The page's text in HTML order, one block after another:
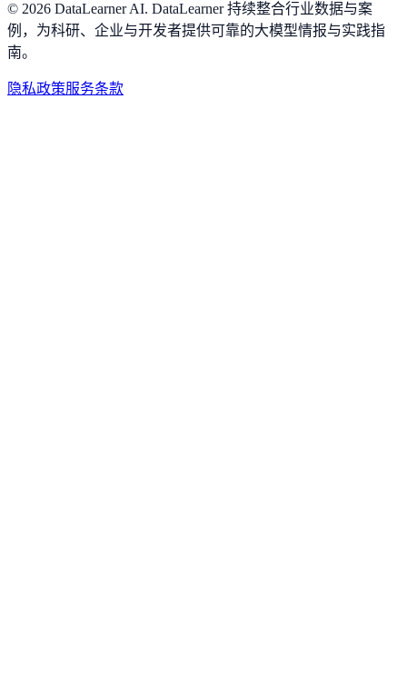
© 2026 DataLearner AI. DataLearner 持续整合行业数据与案
例，为科研、企业与开发者提供可靠的大模型情报与实践指
南。
隐私政策服务条款